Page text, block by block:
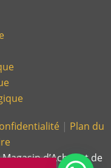
| Plan du
d’Achat et de